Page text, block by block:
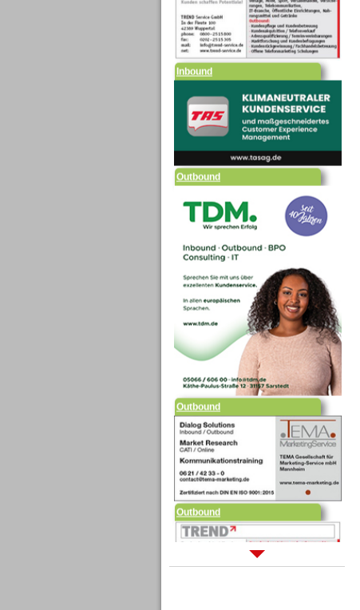
Inbound
Outbound
Outbound
Outbound